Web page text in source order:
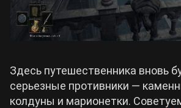
Здесь путешественника вновь
серьезные противники —
колдуны и марионетки.